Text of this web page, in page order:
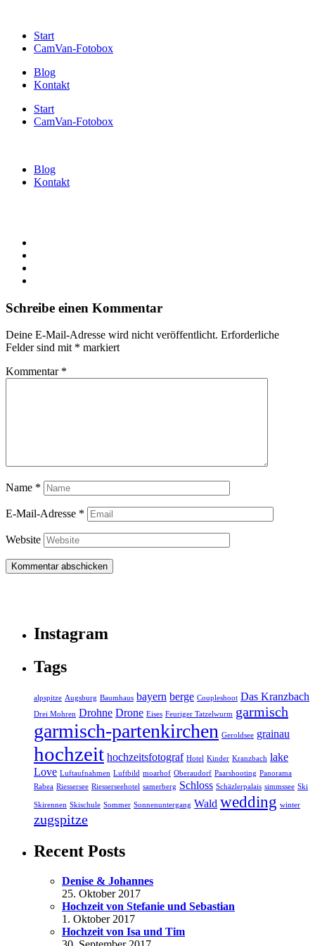
Start
CamVan-Fotobox
Blog
Kontakt
Start
CamVan-Fotobox
Blog
Kontakt
Schreibe einen Kommentar
Deine E-Mail-Adresse wird nicht veröffentlicht. Erforderliche
Felder sind mit * markiert
Kommentar *
Name *
E-Mail-Adresse *
Website
Instagram
Tags
alpspitze Augsburg Baumhaus bayern berge Coupleshoot Das Kranzbach
Drei Mohren Drohne Drone Eises Feuriger Tatzelwurm garmisch
garmisch-partenkirchen Geroldsee grainau
hochzeit hochzeitsfotograf Hotel Kinder Kranzbach lake
Love Luftaufnahmen Luftbild moarhof Oberaudorf Paarshooting Panorama
Rabea Riessersee Riesserseehotel samerberg Schloss Schäzlerpalais simmssee Ski
Skirennen Skischule Sommer Sonnenuntergang Wald wedding winter
zugspitze
Recent Posts
Denise & Johannes
25. Oktober 2017
Hochzeit von Stefanie und Sebastian
1. Oktober 2017
Hochzeit von Isa und Tim